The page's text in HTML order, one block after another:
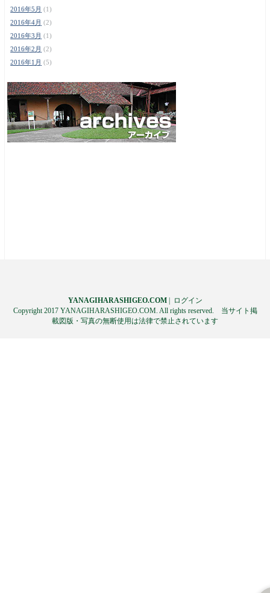
2016年5月 (1)
2016年4月 (2)
2016年3月 (1)
2016年2月 (2)
2016年1月 (5)
YANAGIHARASHIGEO.COM|
ログイン
Copyright 2017 YANAGIHARASHIGEO.COM. All rights reserved. 当サイト掲
載図版・写真の無断使用は法律で禁止されています